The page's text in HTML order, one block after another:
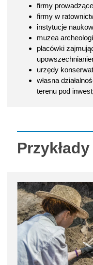
firmy
firmy w
instytucje
muzea
placówki
urzędy
własna
terenu pod